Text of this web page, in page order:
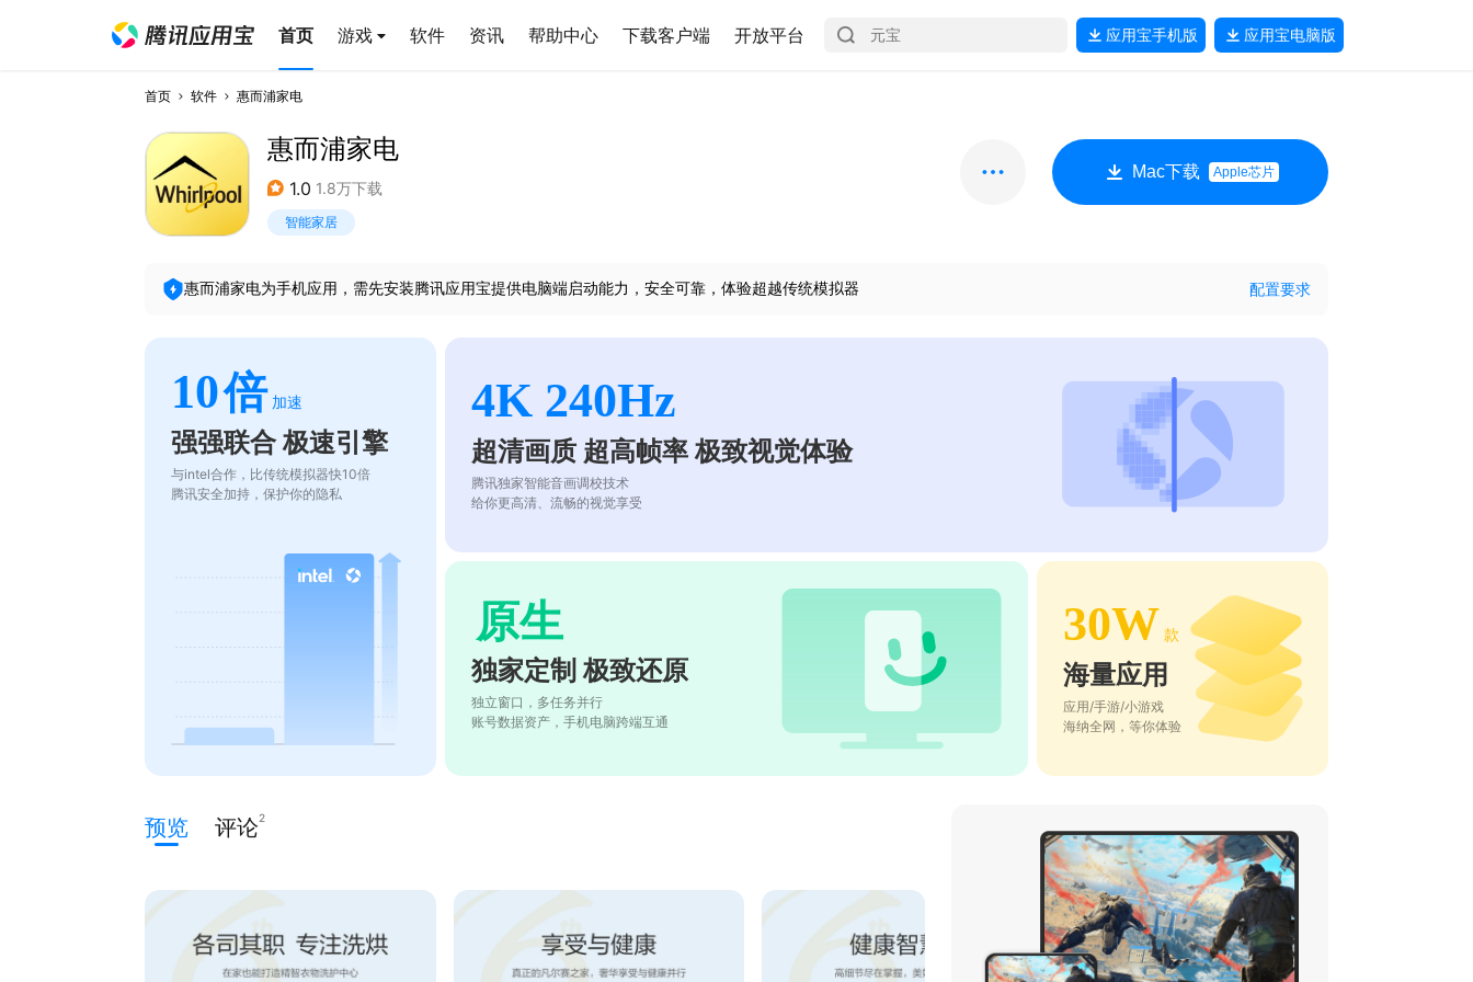
首页 游戏 软件 资讯 帮助中心 下载客户端 开放平台 应用宝手机版 应用宝电脑版
首页 软件 惠而浦家电
惠而浦家电
1.0 1.8万下载
智能家居
Mac下载 Apple芯片
惠而浦家电为手机应用，需先安装腾讯应用宝提供电脑端启动能力，安全可靠，体验超越传统模拟器 配置要求
10倍 加速
强强联合 极速引擎
与intel合作，比传统模拟器快10倍
腾讯安全加持，保护你的隐私
4K 240Hz
超清画质 超高帧率 极致视觉体验
腾讯独家智能音画调校技术
给你更高清、流畅的视觉享受
原生
独家定制 极致还原
独立窗口，多任务并行
账号数据资产，手机电脑跨端互通
30W 款
海量应用
应用/手游/小游戏
海纳全网，等你体验
预览 评论2